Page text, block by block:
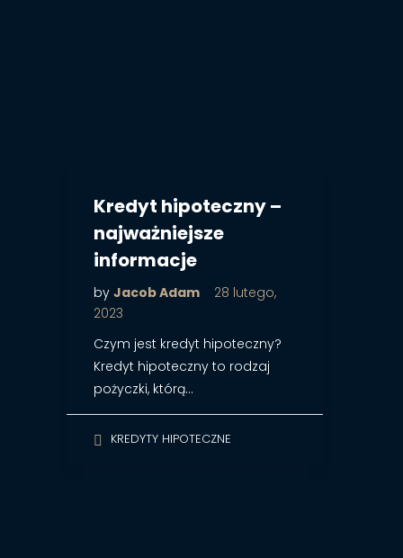
Kredyt hipoteczny –
najważniejsze
informacje
by Jacob Adam
28 lutego,
2023
Czym jest kredyt hipoteczny?
Kredyt hipoteczny to rodzaj
pożyczki, którą…
KREDYTY HIPOTECZNE